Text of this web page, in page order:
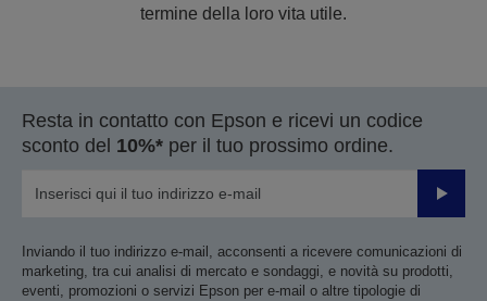
termine della loro vita utile.
Resta in contatto con Epson e ricevi un codice
sconto del 10%* per il tuo prossimo ordine.
Invia
Inviando il tuo indirizzo e-mail, acconsenti a ricevere comunicazioni di
marketing, tra cui analisi di mercato e sondaggi, e novità su prodotti,
eventi, promozioni o servizi Epson per e-mail o altre tipologie di